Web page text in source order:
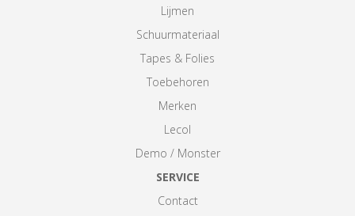
Lijmen
Schuurmateriaal
Tapes & Folies
Toebehoren
Merken
Lecol
Demo / Monster
SERVICE
Contact